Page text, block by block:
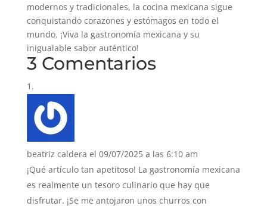
modernos y tradicionales, la cocina mexicana sigue
conquistando corazones y estómagos en todo el
mundo. ¡Viva la gastronomía mexicana y su
inigualable sabor auténtico!
3 Comentarios
beatriz caldera el 09/07/2025 a las 6:10 am
¡Qué artículo tan apetitoso! La gastronomía mexicana
es realmente un tesoro culinario que hay que
disfrutar. ¡Se me antojaron unos churros con